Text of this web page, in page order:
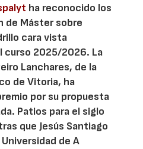
ha reconocido los
de Máster sobre
cara vista
curso 2025/2026. La
Lanchares, de la
de Vitoria, ha
por su propuesta
Patios para el siglo
que Jesús Santiago
de A